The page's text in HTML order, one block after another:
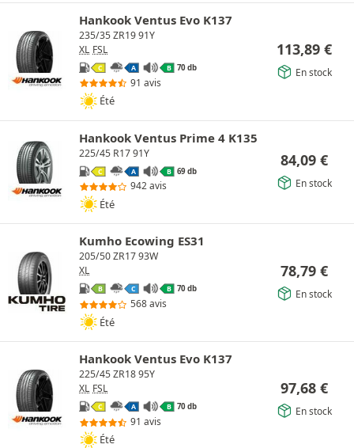
Hankook Ventus Evo K137
235/35 ZR19 91Y
XL FSL
C A B 70 db
91 avis
Été
113,89 €
En stock
Hankook Ventus Prime 4 K135
225/45 R17 91Y
C A B 69 db
942 avis
Été
84,09 €
En stock
Kumho Ecowing ES31
205/50 ZR17 93W
XL
B C B 70 db
568 avis
Été
78,79 €
En stock
Hankook Ventus Evo K137
225/45 ZR18 95Y
XL FSL
C A B 70 db
91 avis
Été
97,68 €
En stock